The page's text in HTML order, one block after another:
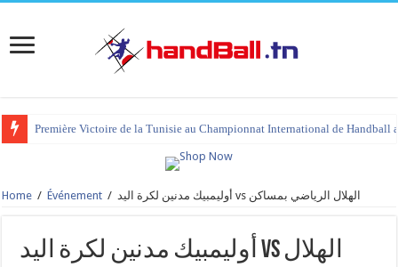
Première Victoire de la Tunisie au Championnat International de Handball
Home / Événement / أوليمبيك مدنين لكرة اليد vs الهلال الرياضي بمساكن
أوليمبيك مدنين لكرة اليد vs الهلال